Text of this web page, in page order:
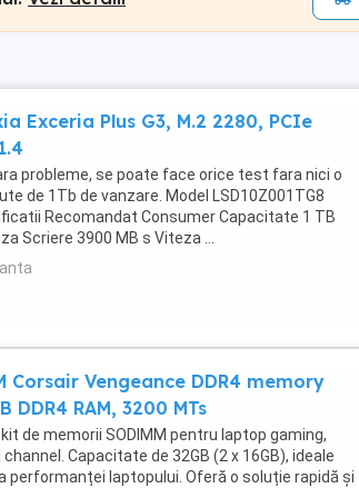
Exceria Plus G3, M.2 2280, PCIe
probleme, se poate face orice test fara nici o
de 1Tb de vanzare. Model LSD10Z001TG8
Recomandat Consumer Capacitate 1 TB
Scriere 3900 MB s Viteza ...
Corsair Vengeance DDR4 memory
DDR4 RAM, 3200 MTs
de memorii SODIMM pentru laptop gaming,
Capacitate de 32GB (2 x 16GB), ideale
performanței laptopului. Oferă o soluție rapidă și